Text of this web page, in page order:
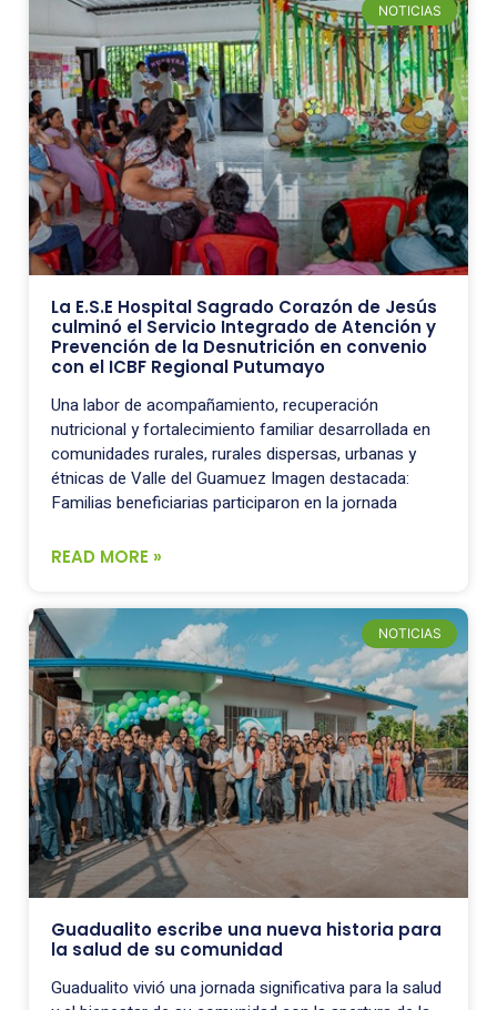
NOTICIAS
La E.S.E Hospital Sagrado Corazón de Jesús
culminó el Servicio Integrado de Atención y
Prevención de la Desnutrición en convenio
con el ICBF Regional Putumayo
Una labor de acompañamiento, recuperación
nutricional y fortalecimiento familiar desarrollada en
comunidades rurales, rurales dispersas, urbanas y
étnicas de Valle del Guamuez Imagen destacada:
Familias beneficiarias participaron en la jornada
READ MORE »
NOTICIAS
Guadualito escribe una nueva historia para
la salud de su comunidad
Guadualito vivió una jornada significativa para la salud